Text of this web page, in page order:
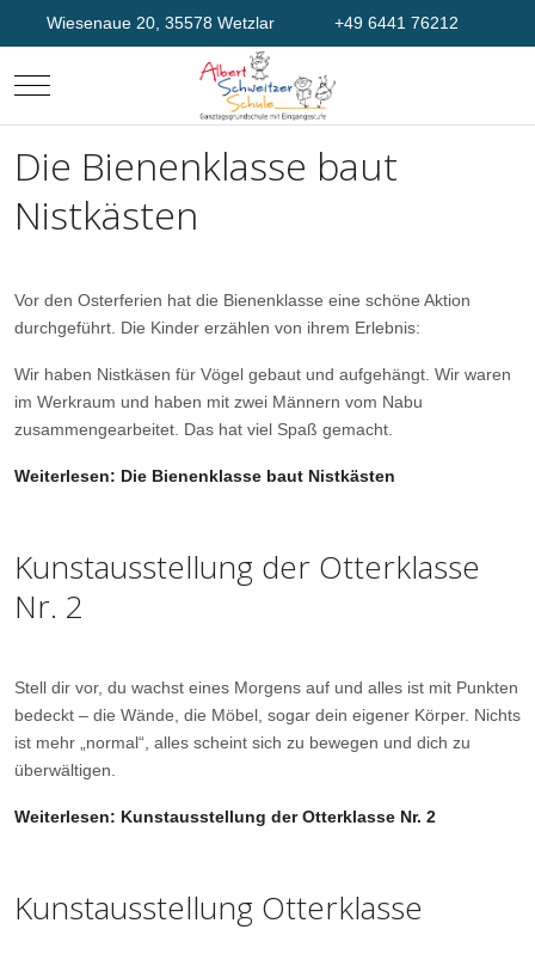
Wiesenaue 20, 35578 Wetzlar +49 6441 76212
Mobile Menu Toggle
Die Bienenklasse baut
Nistkästen
Vor den Osterferien hat die Bienenklasse eine schöne Aktion
durchgeführt. Die Kinder erzählen von ihrem Erlebnis:
Wir haben Nistkäsen für Vögel gebaut und aufgehängt. Wir waren
im Werkraum und haben mit zwei Männern vom Nabu
zusammengearbeitet. Das hat viel Spaß gemacht.
Weiterlesen: Die Bienenklasse baut Nistkästen
Kunstausstellung der Otterklasse
Nr. 2
Stell dir vor, du wachst eines Morgens auf und alles ist mit Punkten
bedeckt – die Wände, die Möbel, sogar dein eigener Körper. Nichts
ist mehr „normal“, alles scheint sich zu bewegen und dich zu
überwältigen.
Weiterlesen: Kunstausstellung der Otterklasse Nr. 2
Kunstausstellung Otterklasse